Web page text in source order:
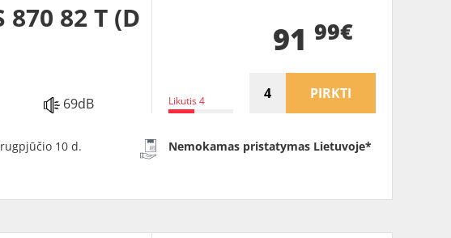
82 T (D
69dB Likutis 4
91 99€
PIRKTI
10 d. Nemokamas pristatymas Lietuvoje*